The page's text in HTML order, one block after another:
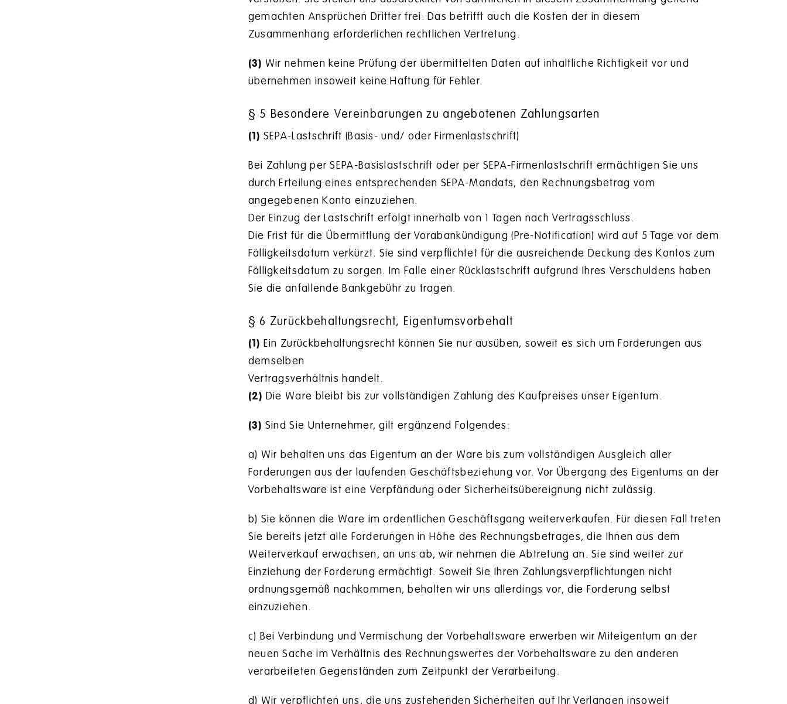
gemachten Ansprüchen Dritter frei. Das betrifft auch die Kosten der in diesem
Zusammenhang erforderlichen rechtlichen Vertretung.
(3) Wir nehmen keine Prüfung der übermittelten Daten auf inhaltliche Richtigkeit vor und
übernehmen insoweit keine Haftung für Fehler.
§ 5 Besondere Vereinbarungen zu angebotenen Zahlungsarten
(1) SEPA-Lastschrift (Basis- und/ oder Firmenlastschrift)
Bei Zahlung per SEPA-Basislastschrift oder per SEPA-Firmenlastschrift ermächtigen Sie uns
durch Erteilung eines entsprechenden SEPA-Mandats, den Rechnungsbetrag vom
angegebenen Konto einzuziehen.
Der Einzug der Lastschrift erfolgt innerhalb von 1 Tagen nach Vertragsschluss.
Die Frist für die Übermittlung der Vorabankündigung (Pre-Notification) wird auf 5 Tage vor dem
Fälligkeitsdatum verkürzt. Sie sind verpflichtet für die ausreichende Deckung des Kontos zum
Fälligkeitsdatum zu sorgen. Im Falle einer Rücklastschrift aufgrund Ihres Verschuldens haben
Sie die anfallende Bankgebühr zu tragen.
§ 6 Zurückbehaltungsrecht, Eigentumsvorbehalt
(1) Ein Zurückbehaltungsrecht können Sie nur ausüben, soweit es sich um Forderungen aus
demselben
Vertragsverhältnis handelt.
(2) Die Ware bleibt bis zur vollständigen Zahlung des Kaufpreises unser Eigentum.
(3) Sind Sie Unternehmer, gilt ergänzend Folgendes:
a) Wir behalten uns das Eigentum an der Ware bis zum vollständigen Ausgleich aller
Forderungen aus der laufenden Geschäftsbeziehung vor. Vor Übergang des Eigentums an der
Vorbehaltsware ist eine Verpfändung oder Sicherheitsübereignung nicht zulässig.
b) Sie können die Ware im ordentlichen Geschäftsgang weiterverkaufen. Für diesen Fall treten
Sie bereits jetzt alle Forderungen in Höhe des Rechnungsbetrages, die Ihnen aus dem
Weiterverkauf erwachsen, an uns ab, wir nehmen die Abtretung an. Sie sind weiter zur
Einziehung der Forderung ermächtigt. Soweit Sie Ihren Zahlungsverpflichtungen nicht
ordnungsgemäß nachkommen, behalten wir uns allerdings vor, die Forderung selbst
einzuziehen.
c) Bei Verbindung und Vermischung der Vorbehaltsware erwerben wir Miteigentum an der
neuen Sache im Verhältnis des Rechnungswertes der Vorbehaltsware zu den anderen
verarbeiteten Gegenständen zum Zeitpunkt der Verarbeitung.
d) Wir verpflichten uns, die uns zustehenden Sicherheiten auf Ihr Verlangen insoweit